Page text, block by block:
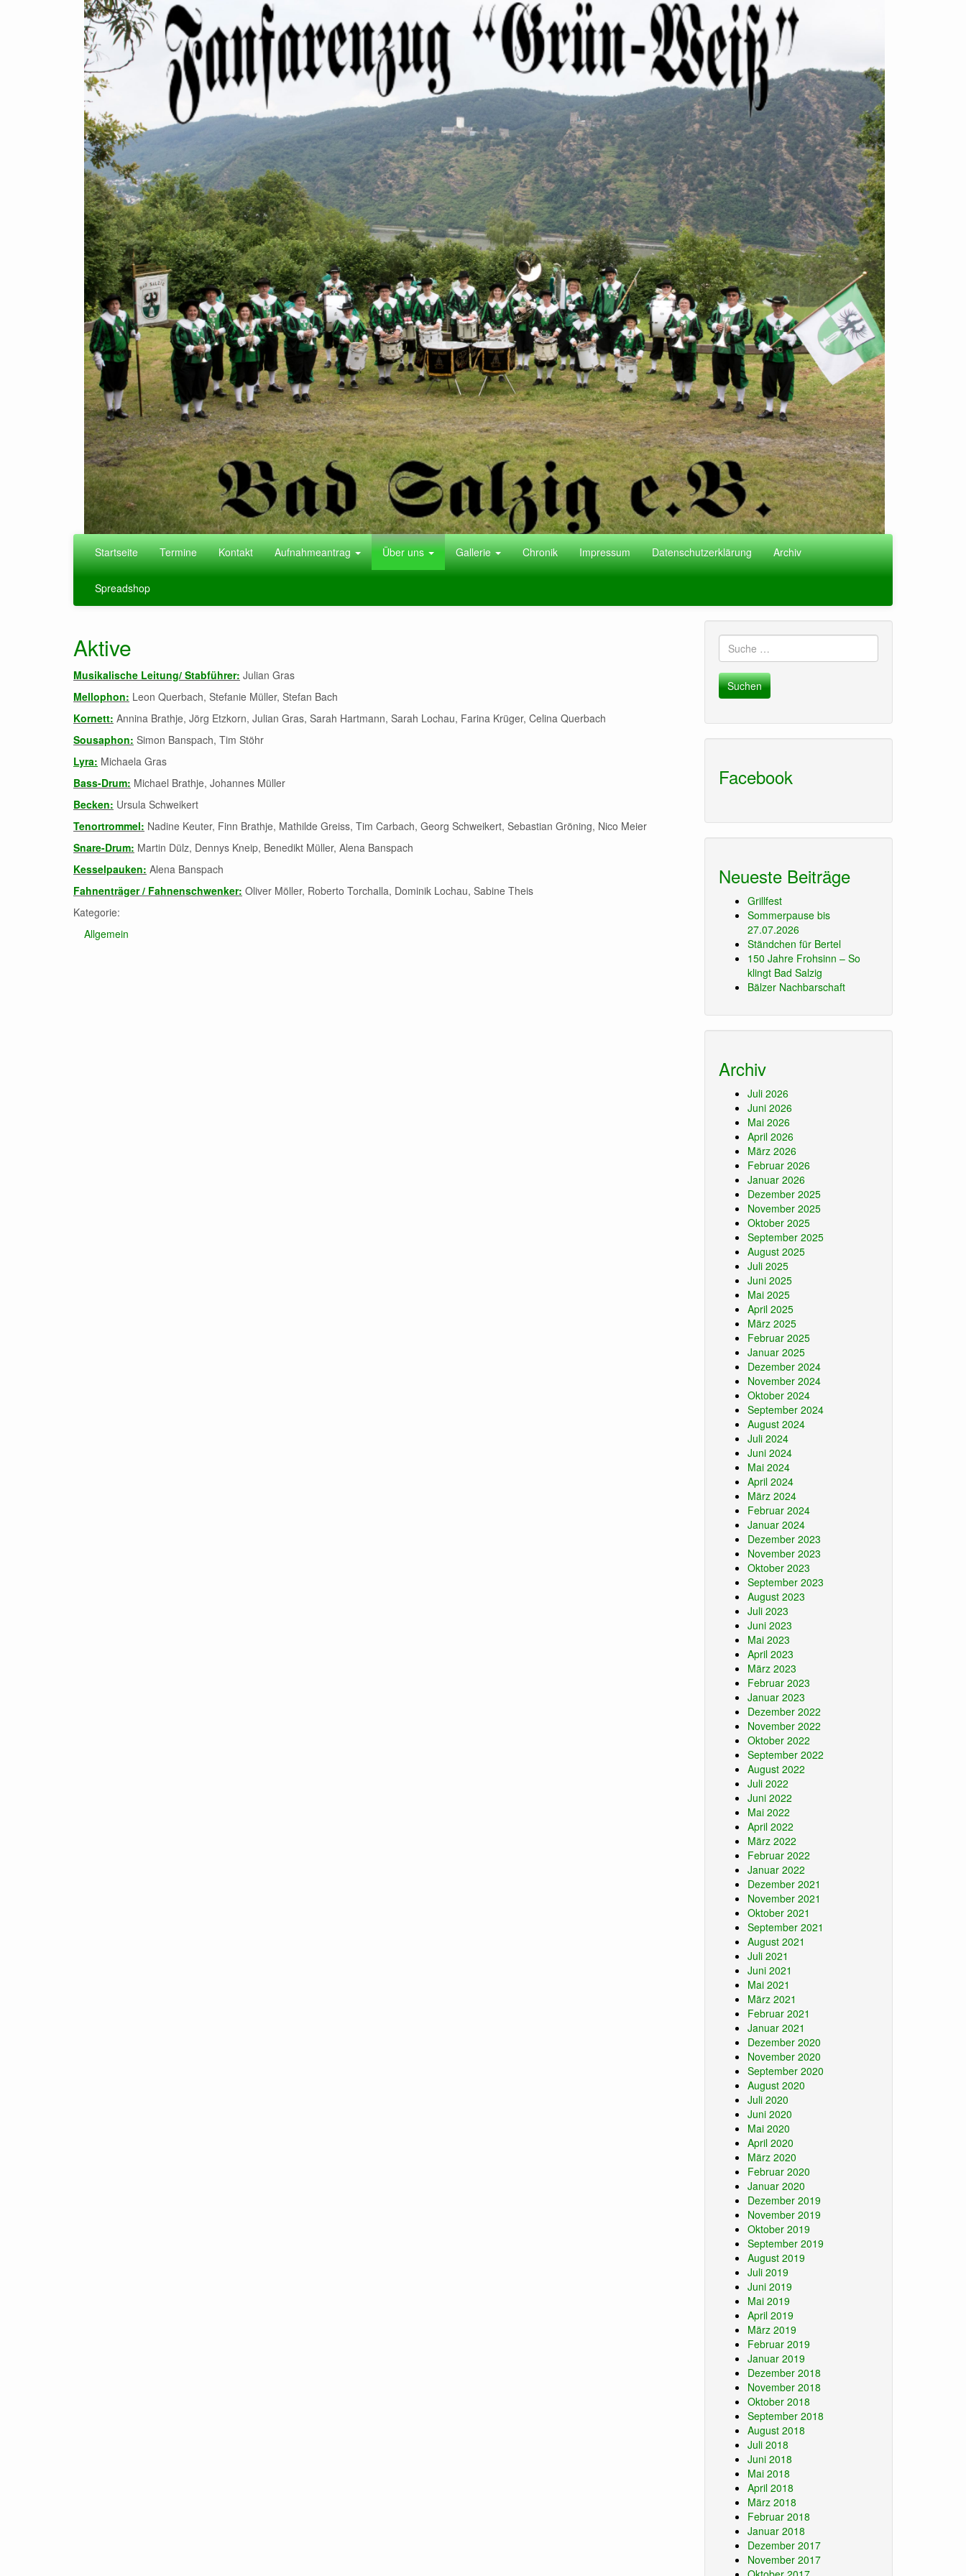
Startseite Termine Kontakt Aufnahmeantrag Über uns Gallerie Chronik Impressum Datenschutzerklärung Archiv
Spreadshop
Aktive
Musikalische Leitung/ Stabführer: Julian Gras
Mellophon: Leon Querbach, Stefanie Müller, Stefan Bach
Kornett: Annina Brathje, Jörg Etzkorn, Julian Gras, Sarah Hartmann, Sarah Lochau, Farina Krüger, Celina Querbach
Sousaphon: Simon Banspach, Tim Stöhr
Lyra: Michaela Gras
Bass-Drum: Michael Brathje, Johannes Müller
Becken: Ursula Schweikert
Tenortrommel: Nadine Keuter, Finn Brathje, Mathilde Greiss, Tim Carbach, Georg Schweikert, Sebastian Gröning, Nico Meier
Snare-Drum: Martin Dülz, Dennys Kneip, Benedikt Müller, Alena Banspach
Kesselpauken: Alena Banspach
Fahnenträger / Fahnenschwenker: Oliver Möller, Roberto Torchalla, Dominik Lochau, Sabine Theis
Kategorie:
Allgemein
Suche
nach:
Facebook
Neueste Beiträge
Grillfest
Sommerpause bis
27.07.2026
Ständchen für Bertel
150 Jahre Frohsinn – So
klingt Bad Salzig
Bälzer Nachbarschaft
Archiv
Juli 2026
Juni 2026
Mai 2026
April 2026
März 2026
Februar 2026
Januar 2026
Dezember 2025
November 2025
Oktober 2025
September 2025
August 2025
Juli 2025
Juni 2025
Mai 2025
April 2025
März 2025
Februar 2025
Januar 2025
Dezember 2024
November 2024
Oktober 2024
September 2024
August 2024
Juli 2024
Juni 2024
Mai 2024
April 2024
März 2024
Februar 2024
Januar 2024
Dezember 2023
November 2023
Oktober 2023
September 2023
August 2023
Juli 2023
Juni 2023
Mai 2023
April 2023
März 2023
Februar 2023
Januar 2023
Dezember 2022
November 2022
Oktober 2022
September 2022
August 2022
Juli 2022
Juni 2022
Mai 2022
April 2022
März 2022
Februar 2022
Januar 2022
Dezember 2021
November 2021
Oktober 2021
September 2021
August 2021
Juli 2021
Juni 2021
Mai 2021
März 2021
Februar 2021
Januar 2021
Dezember 2020
November 2020
September 2020
August 2020
Juli 2020
Juni 2020
Mai 2020
April 2020
März 2020
Februar 2020
Januar 2020
Dezember 2019
November 2019
Oktober 2019
September 2019
August 2019
Juli 2019
Juni 2019
Mai 2019
April 2019
März 2019
Februar 2019
Januar 2019
Dezember 2018
November 2018
Oktober 2018
September 2018
August 2018
Juli 2018
Juni 2018
Mai 2018
April 2018
März 2018
Februar 2018
Januar 2018
Dezember 2017
November 2017